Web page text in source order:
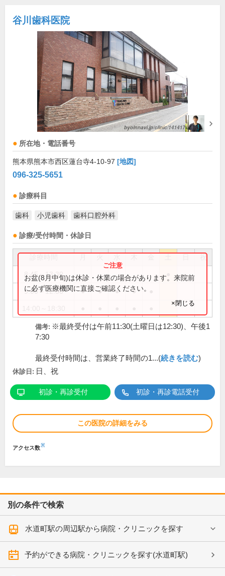
谷川歯科医院
所在地・電話番号
熊本県熊本市西区蓮台寺4-10-97 [地図]
096-325-5651
診療科目
歯科 小児歯科 歯科口腔外科
診療/受付時間・休診日
祝
8:45～13:30
9:00～12:30 ● ● ● ●
お盆(8月中旬)は休診・休業の場合があります。来院前
に必ず医療機関に直接ご確認ください。
×閉じる
備考: ※最終受付は午前11:30(土曜日は12:30)、午後1
7:30
最終受付時間は、営業終了時間の1...(続きを読む)
休診日: 日、祝
初診・再診受付 初診・再診電話受付
この医院の詳細をみる
アクセス数※
別の条件で検索
水道町駅の周辺駅から病院・クリニックを探す
予約ができる病院・クリニックを探す(水道町駅)